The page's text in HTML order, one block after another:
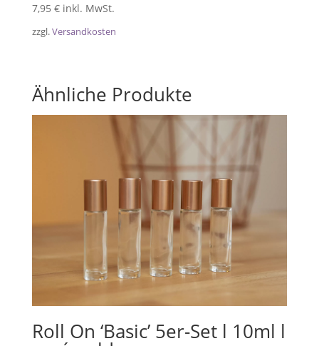
7,95 € inkl. MwSt.
zzgl.Versandkosten
Ähnliche Produkte
Roll On ‘Basic’ 5er-Set l 10ml l